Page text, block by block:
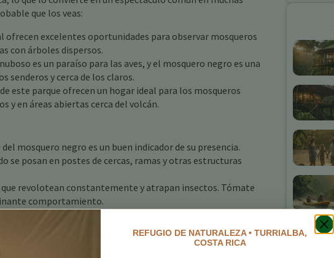
que los veas:
ofrecen excelentes oportunidades para observar mosqueros
con árboles dispersos.
es un paraíso para las aves, y el mosquero negro es una
senderos y cerca de los claros.
este parque ofrecen un hogar ideal para los mosqueros
y en áreas abiertas cerca del volcán.
mosquero negro es un buen indicador de su presencia.
se posan en postes de cercas, ramas y otras estructuras
que revolotean constantemente y atrapan insectos. Tómate
comportamiento.
en las montañas de Costa Rica, el mosquero negro es un
tu retiro, y podrías ser recompensado con un vistazo de
REFUGIO DE NATURALEZA • TURRIALBA,
COSTA RICA